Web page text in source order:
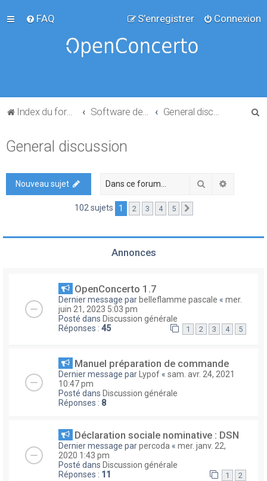
FAQ Connexion
S’enregistrer
Index du forum
General discussion
Nouveau sujet Rechercher
102 sujets 1 2 3 4 5
Annonces
OpenConcerto 1.7
Dernier message par belleflamme pascale « mer.
juin 21, 2023 5:03 pm
Posté dans Discussion générale
Réponses : 45 1 2 3 4 5
Manuel préparation de commande
Dernier message par Lypof « sam. avr. 24, 2021
10:47 pm
Posté dans Discussion générale
Réponses : 8
Déclaration sociale nominative : DSN
Dernier message parpercoda « mer. janv. 22,
2020 1:43 pm
Posté dans Discussion générale
Réponses : 11 1 2